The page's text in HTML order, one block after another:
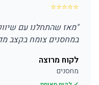
⭐
⭐
⭐
⭐
⭐
"מאז שהתחלנו עם
במחסנים צומח בקצב
לקוח מרוצה
מחסנים